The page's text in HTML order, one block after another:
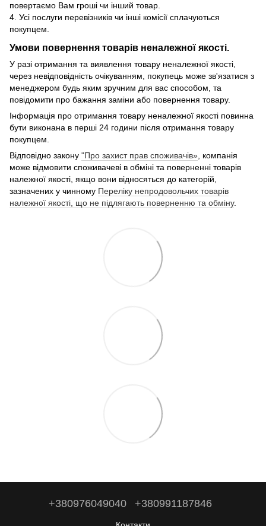
повертаємо Вам гроші чи інший товар.
4. Усі послуги перевізників чи інші комісії сплачуються
покупцем.
Умови повернення товарів неналежної якості.
У разі отримання та виявлення товару неналежної якості,
через невідповідність очікуванням, покупець може зв'язатися з
менеджером будь яким зручним для вас способом, та
повідомити про бажання заміни або повернення товару.
Інформація про отримання товару неналежної якості повинна
бути виконана в перші 24 години після отримання товару
покупцем.
Відповідно закону "Про захист прав споживачів», компанія
може відмовити споживачеві в обміні та поверненні товарів
належної якості, якщо вони відносяться до категорій,
зазначених у чинному Переліку непродовольчих товарів
належної якості, що не підлягають поверненню та обміну.
+380976049040 +380991187846